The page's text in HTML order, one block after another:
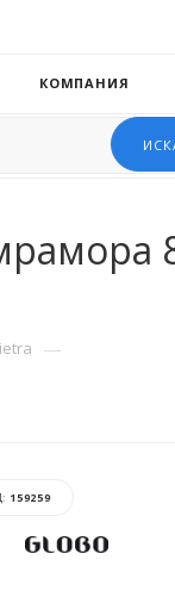
КОМПАНИЯ
—
159259